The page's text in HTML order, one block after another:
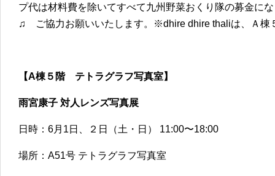
プ代は材料費を除いてすべて九州野菜おくり隊の募金に
♫ ご協力お願いいたします。※dhire dhire thaliは、Ａ棟
【A棟５階 テトラグラフ写真室】
雨宮康子 対人レンズ写真展
日時：6月1日、２日（土・日） 11:00〜18:00
場所：A51号 テトラグラフ写真室